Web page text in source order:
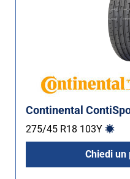
Continental
275/45 R18 103Y
Chiedi un